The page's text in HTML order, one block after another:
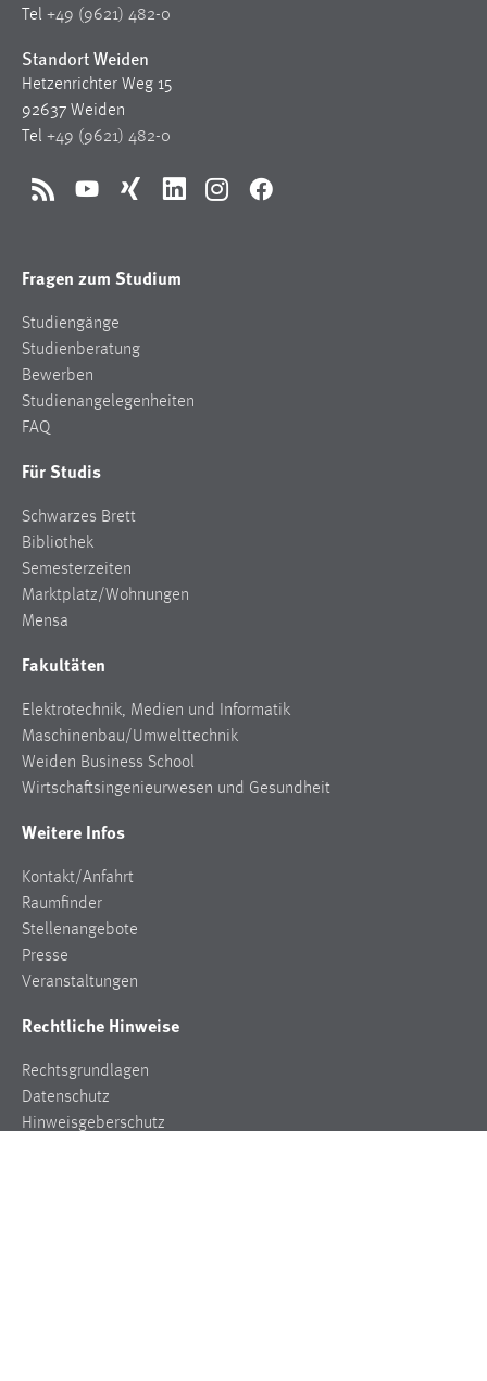
Tel +49 (9621) 482-0
Standort Weiden
Hetzenrichter Weg 15
92637 Weiden
Tel +49 (9621) 482-0
RSS YouTubeXing LinkedInInstagramFacebook
Fragen zum Studium
Studiengänge
Studienberatung
Bewerben
Studienangelegenheiten
FAQ
Für Studis
Schwarzes Brett
Bibliothek
Semesterzeiten
Marktplatz/Wohnungen
Mensa
Fakultäten
Elektrotechnik, Medien und Informatik
Maschinenbau/Umwelttechnik
Weiden Business School
Wirtschaftsingenieurwesen und Gesundheit
Weitere Infos
Kontakt/Anfahrt
Raumfinder
Stellenangebote
Presse
Veranstaltungen
Rechtliche Hinweise
Rechtsgrundlagen
Datenschutz
Hinweisgeberschutz